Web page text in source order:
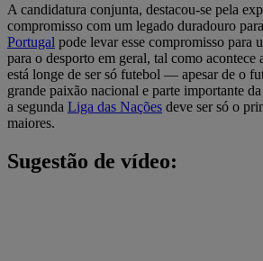
A candidatura conjunta, destacou-se pela
compromisso com um legado duradouro
Portugal pode levar esse compromisso para
para o desporto em geral, tal como acontece
está longe de ser só futebol — apesar de o
grande paixão nacional e parte importante
a segunda Liga das Nações deve ser só o
maiores.
Sugestão de vídeo: